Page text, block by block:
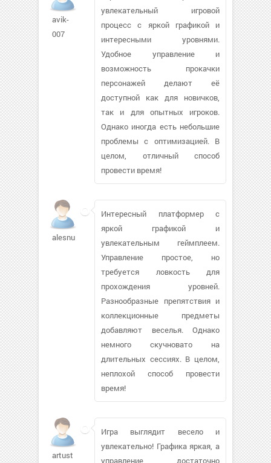
avik-
007
увлекательный игровой
процесс с яркой графикой и
интересными уровнями.
Удобное управление и
возможность прокачки
персонажей делают её
доступной как для новичков,
так и для опытных игроков.
Однако иногда есть небольшие
проблемы с оптимизацией. В
целом, отличный способ
провести время!
alesnu
Интересный платформер с
яркой графикой и
увлекательным геймплеем.
Управление простое, но
требуется ловкость для
прохождения уровней.
Разнообразные препятствия и
коллекционные предметы
добавляют веселья. Однако
немного скучновато на
длительных сессиях. В целом,
неплохой способ провести
время!
artust
Игра выглядит весело и
увлекательно! Графика яркая, а
управление достаточно